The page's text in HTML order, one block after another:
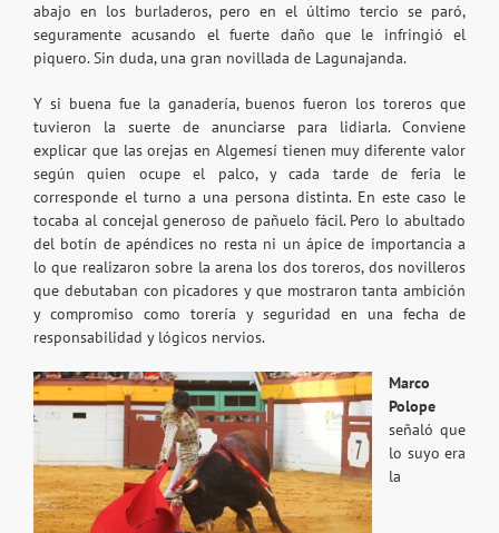
abajo en los burladeros, pero en el último tercio se paró,
seguramente acusando el fuerte daño que le infringió el
piquero. Sin duda, una gran novillada de Lagunajanda.
Y si buena fue la ganadería, buenos fueron los toreros que
tuvieron la suerte de anunciarse para lidiarla. Conviene
explicar que las orejas en Algemesí tienen muy diferente valor
según quien ocupe el palco, y cada tarde de feria le
corresponde el turno a una persona distinta. En este caso le
tocaba al concejal generoso de pañuelo fácil. Pero lo abultado
del botín de apéndices no resta ni un ápice de importancia a
lo que realizaron sobre la arena los dos toreros, dos novilleros
que debutaban con picadores y que mostraron tanta ambición
y compromiso como torería y seguridad en una fecha de
responsabilidad y lógicos nervios.
Marco
Polope
señaló que
lo suyo era
la